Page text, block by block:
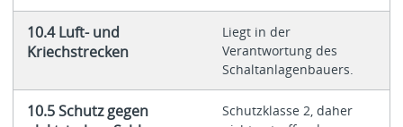
10.4 Luft- und
Kriechstrecken
Liegt in der
Verantwortung des
Schaltanlagenbauers.
10.5 Schutz gegen
Schutzklasse 2, daher